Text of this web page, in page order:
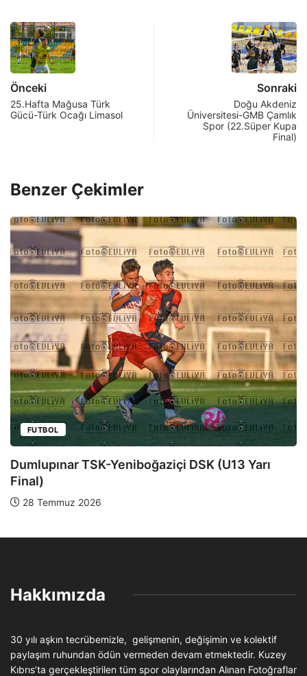
Önceki
25.Hafta Mağusa Türk
Gücü-Türk Ocağı Limasol
Sonraki
Doğu Akdeniz
Üniversitesi-GMB Çamlık
Spor (22.Süper Kupa
Final)
Benzer Çekimler
TSK-Yeniboğaziçi DSK (U13 Yarı
2026
Hakkımızda
30 yılı aşkın tecrübemizle, gelişmenin, değişimin ve kolektif
paylaşım ruhundan ödün vermeden devam etmektedir. Kuzey
Kıbrıs’ta gerçekleştirilen tüm spor olaylarından Alınan Fotoğraflar